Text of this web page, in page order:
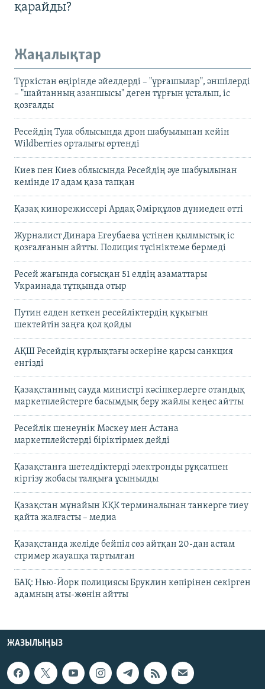
қарайды?
Жаңалықтар
Түркістан өңірінде әйелдерді – "ұрғашылар", әншілерді
– "шайтанның азаншысы" деген тұрғын ұсталып, іс
қозғалды
Ресейдің Тула облысында дрон шабуылынан кейін
Wildberries орталығы өртенді
Киев пен Киев облысында Ресейдің әуе шабуылынан
кемінде 17 адам қаза тапқан
Қазақ кинорежиссері Ардақ Әмірқұлов дүниеден өтті
Журналист Динара Егеубаева үстінен қылмыстық іс
қозғалғанын айтты. Полиция түсініктеме бермеді
Ресей жағында соғысқан 51 елдің азаматтары
Украинада тұтқында отыр
Путин елден кеткен ресейліктердің құқығын
шектейтін заңға қол қойды
АҚШ Ресейдің құрлықтағы әскеріне қарсы санкция
енгізді
Қазақстанның сауда министрі кәсіпкерлерге отандық
маркетплейстерге басымдық беру жайлы кеңес айтты
Ресейлік шенеунік Мәскеу мен Астана
маркетплейстерді біріктірмек дейді
Қазақстанға шетелдіктерді электронды рұқсатпен
кіргізу жобасы талқыға ұсынылды
Қазақстан мұнайын КҚК терминалынан танкерге тиеу
қайта жалғасты – медиа
Қазақстанда желіде бейпіл сөз айтқан 20-дан астам
стример жауапқа тартылған
БАҚ: Нью-Йорк полициясы Бруклин көпірінен секірген
адамның аты-жөнін айтты
ЖАЗЫЛЫҢЫЗ